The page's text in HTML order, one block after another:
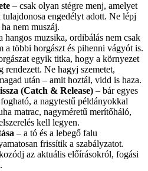
– csak olyan stégre menj, amelyet
engedélyt adott. Ne lépj
nem muszáj.
hangos muzsika, ordibálás nem csak
a többi horgászt és pihenni vágyót is.
egyik titka, hogy a környezet
rendezett. Ne hagyj szemetet,
után – amit hoztál, vidd is haza.
(Catch & Release) – bár egyes
a nagytestű példányokkal
matrac, nagyméretű merítőháló,
kell legyen.
– a tó és a lebegő falu
frissítik a szabályzatot.
az aktuális előírásokról, fogási